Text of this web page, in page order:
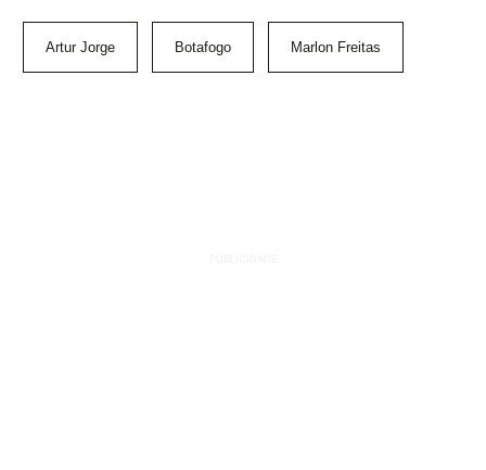
Artur Jorge Botafogo Marlon Freitas